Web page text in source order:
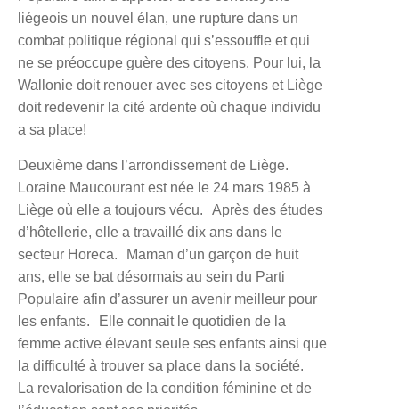
liégeois un nouvel élan, une rupture dans un
combat politique régional qui s’essouffle et qui
ne se préoccupe guère des citoyens. Pour lui, la
Wallonie doit renouer avec ses citoyens et Liège
doit redevenir la cité ardente où chaque individu
a sa place!
Deuxième dans l’arrondissement de Liège.
Loraine Maucourantest née le 24 mars 1985 à
Liège où elle a toujours vécu. Après des études
d’hôtellerie, elle a travaillé dix ans dans le
secteur Horeca. Maman d’un garçon de huit
ans, elle se bat désormais au sein du Parti
Populaire afin d’assurer un avenir meilleur pour
les enfants. Elle connait le quotidien de la
femme active élevant seule ses enfants ainsi que
la difficulté à trouver sa place dans la société.
La revalorisation de la condition féminine et de